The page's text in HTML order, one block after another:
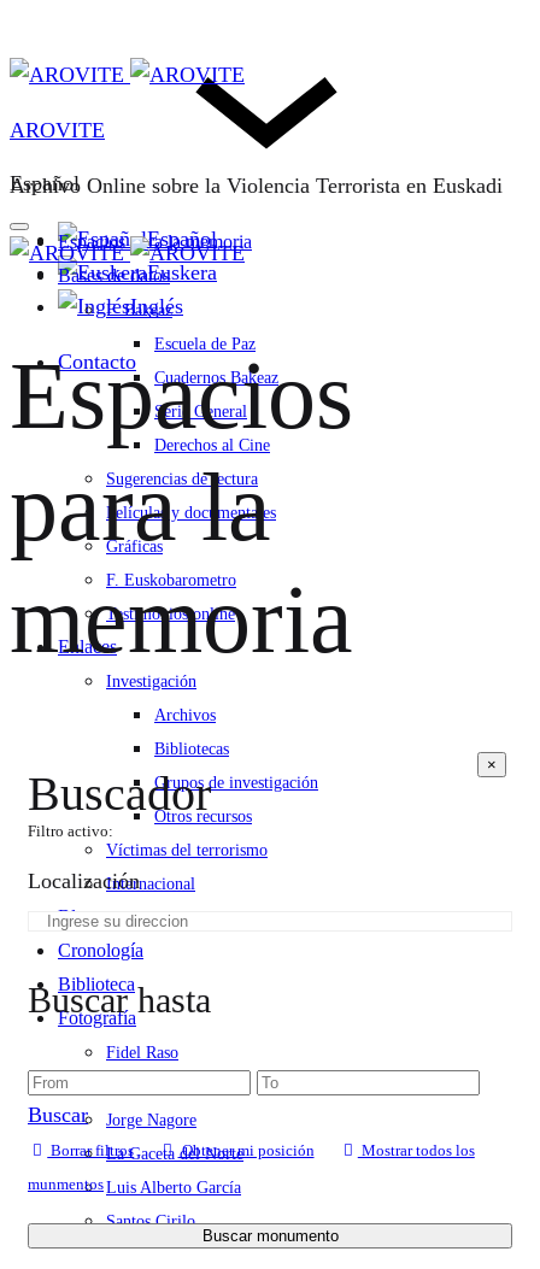
Español
Español
Euskera
Inglés
Contacto
AROVITE
Archivo Online sobre la Violencia Terrorista en Euskadi
Espacios para la memoria
Bases de datos
F. Bakeaz
Escuela de Paz
Cuadernos Bakeaz
Serie General
Derechos al Cine
Sugerencias de lectura
Películas y documentales
Gráficas
F. Euskobarometro
Testimonios online
Enlaces
Investigación
Archivos
Bibliotecas
Grupos de investigación
Otros recursos
Víctimas del terrorismo
Internacional
Blog
Cronología
Biblioteca
Fotografía
Fidel Raso
Jorge Nagore
La Gaceta del Norte
Luis Alberto García
Santos Cirilo
Espacios
para la
memoria
Buscador
Filtro activo:
Localización
Buscar hasta
Buscar
Borrar filtros Obtener mi posición
Mostrar todos los
munmentos
Buscar monumento
×